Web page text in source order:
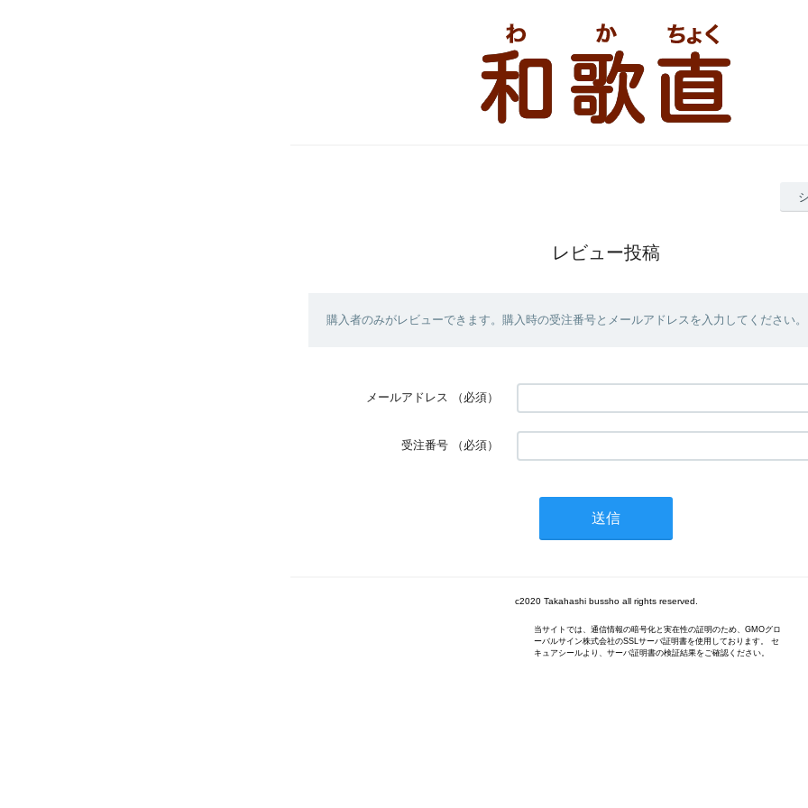
レビュー投稿
購入者のみがレビューできます。購入時の受注番号とメールアドレスを入力してください。
メールアドレス （必須）
受注番号 （必須）
c2020 Takahashi bussho all rights reserved.
当サイトでは、通信情報の暗号化と実在性の証明のため、GMOグロ
ーバルサイン株式会社のSSLサーバ証明書を使用しております。 セ
キュアシールより、サーバ証明書の検証結果をご確認ください。